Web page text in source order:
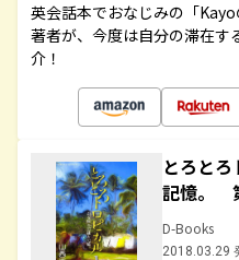
英会話本でおなじみの「
著者が、今度は自分の滞在す
介！
とろと
記憶。
D-Books
2018.03.29